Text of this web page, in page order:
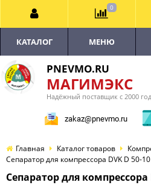
PNEVMO.RU
МАГИМЭКС
Надёжный поставщик с 2000
zakaz@pnevmo.ru
КАТАЛОГ МЕНЮ
Главная Каталог товаров
Сепаратор для компрессора DVK D 50-10
Сепаратор для компрессора
0